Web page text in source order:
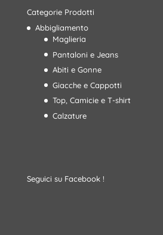
Categorie Prodotti
Abbigliamento
Maglieria
Pantaloni e Jeans
Abiti e Gonne
Giacche e Cappotti
Top, Camicie e T-shirt
Calzature
Seguici su Facebook !